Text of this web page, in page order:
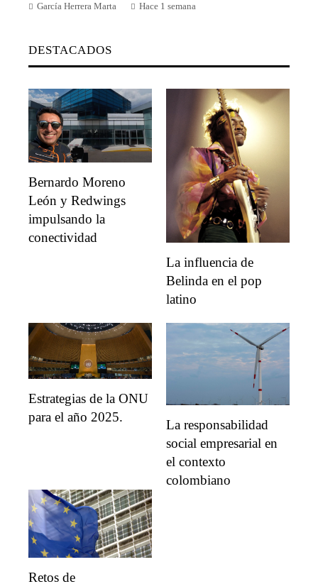
García Herrera Marta Hace 1 semana
DESTACADOS
Bernardo Moreno
León y Redwings
impulsando la
conectividad
La influencia de
Belinda en el pop
latino
Estrategias de la ONU
para el año 2025.
La responsabilidad
social empresarial en
el contexto
colombiano
Retos de